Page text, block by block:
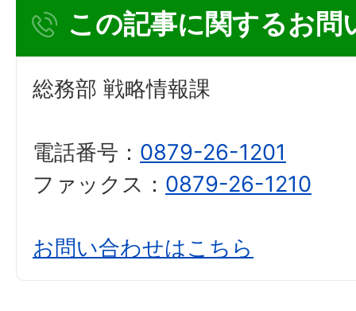
この記事に関するお問
総務部 戦略情報課
電話番号： 0879-26-1201
ファックス： 0879-26-1210
お問い合わせはこちら